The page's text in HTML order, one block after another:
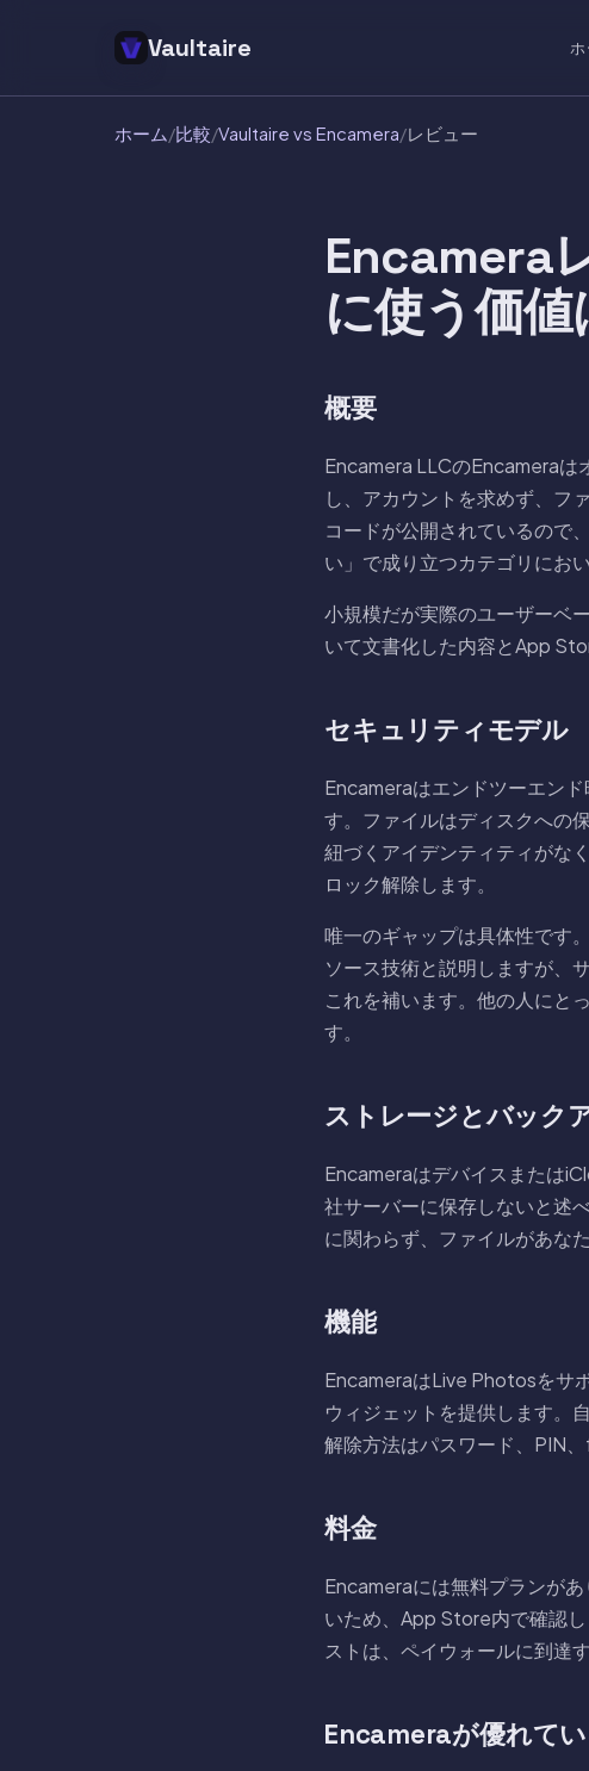
Vaultaire
ホーム/比較/Vaultaire vs Encamera/レビュー
Encamera
に使う価値
概要
Encamera LLCのEncameraは
し、アカウントを求めず、フ
コードが公開されているので
い」で成り立つカテゴリにお
小規模だが実際のユーザーベ
いて文書化した内容とApp
セキュリティモデル
Encameraはエンドツーエン
す。ファイルはディスクへの
紐づくアイデンティティがな
ロック解除します。
唯一のギャップは具体性です
ソース技術と説明しますが、
これを補います。他の人にと
す。
ストレージとバック
Encameraはデバイスまたは
社サーバーに保存しないと述
に関わらず、ファイルがあな
機能
EncameraはLive Photosをサ
ウィジェットを提供します。
解除方法はパスワード、PIN
料金
Encameraには無料プランが
いため、App Store内で確認
ストは、ペイウォールに到達
Encameraが優れて